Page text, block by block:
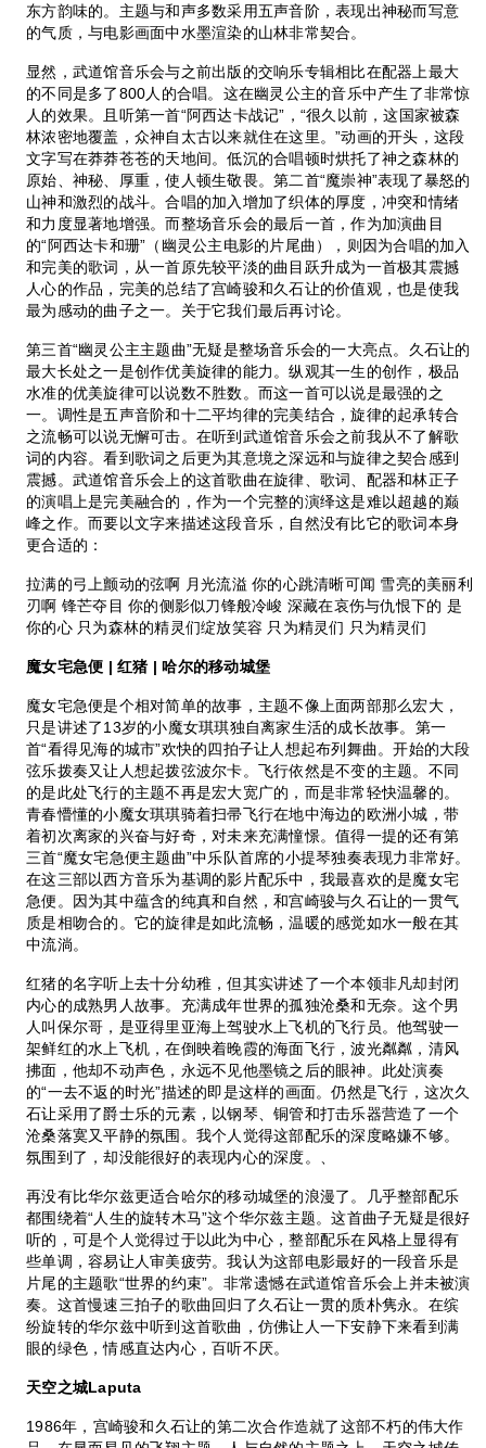
东方韵味的。主题与和声多数采用五声音阶，表现出神秘而写意
的气质，与电影画面中水墨渲染的山林非常契合。
显然，武道馆音乐会与之前出版的交响乐专辑相比在配器上最大
的不同是多了800人的合唱。这在幽灵公主的音乐中产生了非常惊
人的效果。且听第一首“阿西达卡战记”，“很久以前，这国家被森
林浓密地覆盖，众神自太古以来就住在这里。”动画的开头，这段
文字写在莽莽苍苍的天地间。低沉的合唱顿时烘托了神之森林的
原始、神秘、厚重，使人顿生敬畏。第二首“魔崇神”表现了暴怒的
山神和激烈的战斗。合唱的加入增加了织体的厚度，冲突和情绪
和力度显著地增强。而整场音乐会的最后一首，作为加演曲目
的“阿西达卡和珊”（幽灵公主电影的片尾曲），则因为合唱的加入
和完美的歌词，从一首原先较平淡的曲目跃升成为一首极其震撼
人心的作品，完美的总结了宫崎骏和久石让的价值观，也是使我
最为感动的曲子之一。关于它我们最后再讨论。
第三首“幽灵公主主题曲”无疑是整场音乐会的一大亮点。久石让的
最大长处之一是创作优美旋律的能力。纵观其一生的创作，极品
水准的优美旋律可以说数不胜数。而这一首可以说是最强的之
一。调性是五声音阶和十二平均律的完美结合，旋律的起承转合
之流畅可以说无懈可击。在听到武道馆音乐会之前我从不了解歌
词的内容。看到歌词之后更为其意境之深远和与旋律之契合感到
震撼。武道馆音乐会上的这首歌曲在旋律、歌词、配器和林正子
的演唱上是完美融合的，作为一个完整的演绎这是难以超越的巅
峰之作。而要以文字来描述这段音乐，自然没有比它的歌词本身
更合适的：
拉满的弓上颤动的弦啊 月光流溢 你的心跳清晰可闻 雪亮的美丽利
刃啊 锋芒夺目 你的侧影似刀锋般冷峻 深藏在哀伤与仇恨下的 是
你的心 只为森林的精灵们绽放笑容 只为精灵们 只为精灵们
魔女宅急便 | 红猪 | 哈尔的移动城堡
魔女宅急便是个相对简单的故事，主题不像上面两部那么宏大，
只是讲述了13岁的小魔女琪琪独自离家生活的成长故事。第一
首“看得见海的城市”欢快的四拍子让人想起布列舞曲。开始的大段
弦乐拨奏又让人想起拨弦波尔卡。飞行依然是不变的主题。不同
的是此处飞行的主题不再是宏大宽广的，而是非常轻快温馨的。
青春懵懂的小魔女琪琪骑着扫帚飞行在地中海边的欧洲小城，带
着初次离家的兴奋与好奇，对未来充满憧憬。值得一提的还有第
三首“魔女宅急便主题曲”中乐队首席的小提琴独奏表现力非常好。
在这三部以西方音乐为基调的影片配乐中，我最喜欢的是魔女宅
急便。因为其中蕴含的纯真和自然，和宫崎骏与久石让的一贯气
质是相吻合的。它的旋律是如此流畅，温暖的感觉如水一般在其
中流淌。
红猪的名字听上去十分幼稚，但其实讲述了一个本领非凡却封闭
内心的成熟男人故事。充满成年世界的孤独沧桑和无奈。这个男
人叫保尔哥，是亚得里亚海上驾驶水上飞机的飞行员。他驾驶一
架鲜红的水上飞机，在倒映着晚霞的海面飞行，波光粼粼，清风
拂面，他却不动声色，永远不见他墨镜之后的眼神。此处演奏
的“一去不返的时光”描述的即是这样的画面。仍然是飞行，这次久
石让采用了爵士乐的元素，以钢琴、铜管和打击乐器营造了一个
沧桑落寞又平静的氛围。我个人觉得这部配乐的深度略嫌不够。
氛围到了，却没能很好的表现内心的深度。、
再没有比华尔兹更适合哈尔的移动城堡的浪漫了。几乎整部配乐
都围绕着“人生的旋转木马”这个华尔兹主题。这首曲子无疑是很好
听的，可是个人觉得过于以此为中心，整部配乐在风格上显得有
些单调，容易让人审美疲劳。我认为这部电影最好的一段音乐是
片尾的主题歌“世界的约束”。非常遗憾在武道馆音乐会上并未被演
奏。这首慢速三拍子的歌曲回归了久石让一贯的质朴隽永。在缤
纷旋转的华尔兹中听到这首歌曲，仿佛让人一下安静下来看到满
眼的绿色，情感直达内心，百听不厌。
天空之城Laputa
1986年，宫崎骏和久石让的第二次合作造就了这部不朽的伟大作